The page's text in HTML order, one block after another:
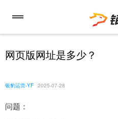
网页版网址是多少？
银豹运营-YF 2025-07-28
问题：